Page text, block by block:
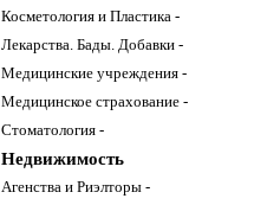
Косметология и Пластика -
Лекарства. Бады. Добавки -
Медицинские учреждения -
Медицинское страхование -
Стоматология -
Недвижимость
Агенства и Риэлторы -